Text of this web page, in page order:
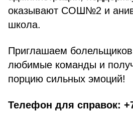
оказывают СОШ№2 и
школа.
Приглашаем
любимые команды и
порцию сильных эмоций!
Телефон для справок: